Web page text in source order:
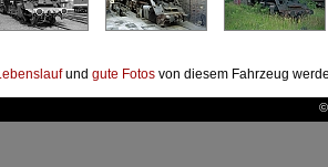
und gute Fotos von diesem Fahrzeug
©